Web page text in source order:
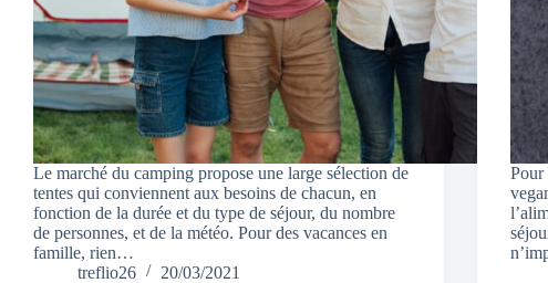
Le marché du camping propose une large sélection de
tentes qui conviennent aux besoins de chacun, en
fonction de la durée et du type de séjour, du nombre
de personnes, et de la météo. Pour des vacances en
famille, rien…
treflio26
20/03/2021
Pour